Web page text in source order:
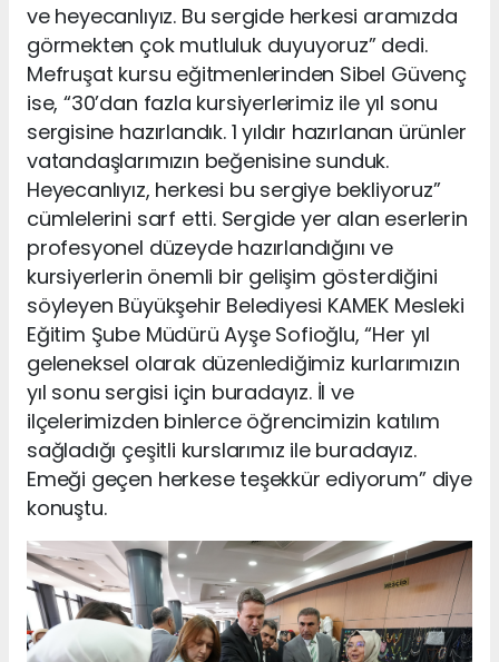
ve heyecanlıyız. Bu sergide herkesi aramızda
görmekten çok mutluluk duyuyoruz” dedi.
Mefruşat kursu eğitmenlerinden Sibel Güvenç
ise, “30’dan fazla kursiyerlerimiz ile yıl sonu
sergisine hazırlandık. 1 yıldır hazırlanan ürünler
vatandaşlarımızın beğenisine sunduk.
Heyecanlıyız, herkesi bu sergiye bekliyoruz”
cümlelerini sarf etti. Sergide yer alan eserlerin
profesyonel düzeyde hazırlandığını ve
kursiyerlerin önemli bir gelişim gösterdiğini
söyleyen Büyükşehir Belediyesi KAMEK Mesleki
Eğitim Şube Müdürü Ayşe Sofioğlu, “Her yıl
geleneksel olarak düzenlediğimiz kurlarımızın
yıl sonu sergisi için buradayız. İl ve
ilçelerimizden binlerce öğrencimizin katılım
sağladığı çeşitli kurslarımız ile buradayız.
Emeği geçen herkese teşekkür ediyorum” diye
konuştu.